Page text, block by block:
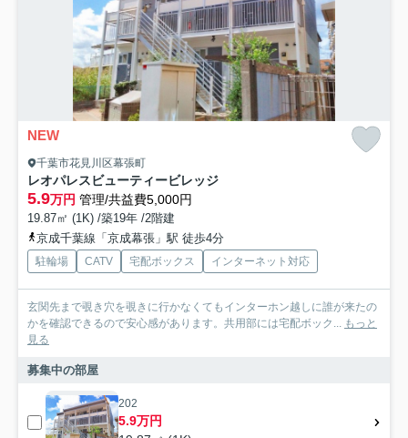
NEW
千葉市花見川区幕張町
レオパレスビューティービレッジ
5.9万円 管理/共益費5,000円
19.87㎡ (1K) /築19年 /2階建
京成千葉線「京成幕張」駅 徒歩4分
駐輪場 CATV 宅配ボックス インターネット対応
玄関先まで覗き穴を覗きに行かなくてもインターホン越しに誰が来たの
かを確認できるので安心感があります。共用部には宅配ボック... もっと
見る
募集中の部屋
202
5.9万円